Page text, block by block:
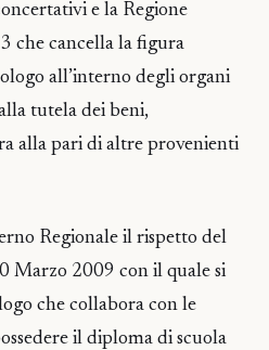
e la Regione
che cancella la figura
all’interno degli organi
tutela dei beni,
alla pari di altre provenienti
Regionale il rispetto del
Marzo 2009 con il quale si
che collabora con le
il diploma di scuola